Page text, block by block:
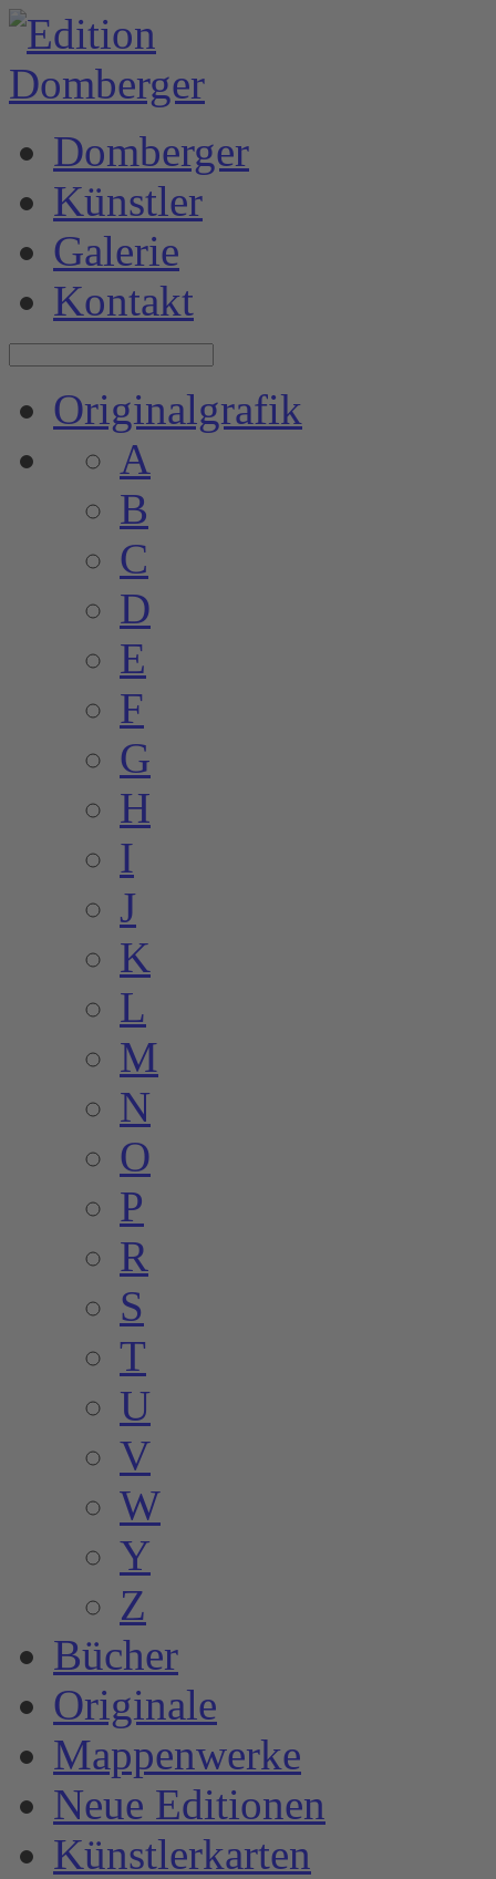
Domberger
Künstler
Galerie
Kontakt
Originalgrafik
A
B
C
D
E
F
G
H
I
J
K
L
M
N
O
P
R
S
T
U
V
W
Y
Z
Bücher
Originale
Mappenwerke
Neue Editionen
Künstlerkarten